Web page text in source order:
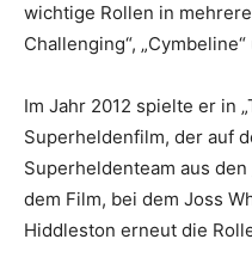
wichtige Rollen in
Challenging“, „Cymbeline“
Im Jahr 2012 spielte er in
Superheldenfilm, der auf
Superheldenteam aus
dem Film, bei dem Joss
Hiddleston erneut die